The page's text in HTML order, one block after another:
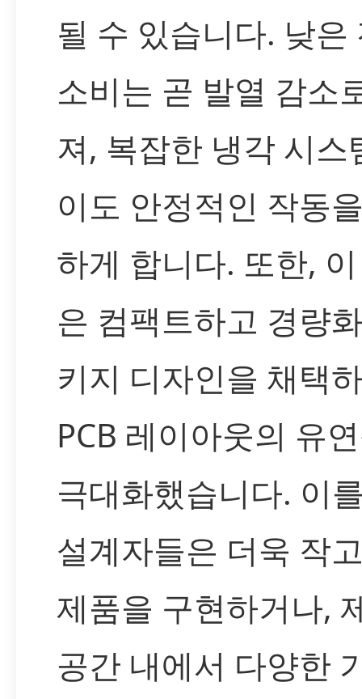
될 수 있습니다. 낮은
소비는 곧 발열 감소
져, 복잡한 냉각 시스
이도 안정적인 작동
하게 합니다. 또한,
은 컴팩트하고 경량
키지 디자인을 채택
PCB 레이아웃의 유
극대화했습니다. 이
설계자들은 더욱 작
제품을 구현하거나,
공간 내에서 다양한